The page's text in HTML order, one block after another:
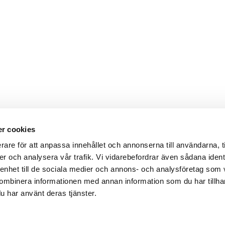
cookies
för att anpassa innehållet och annonserna till användarna,
och analysera vår trafik. Vi vidarebefordrar även sådana
till de sociala medier och annons- och analysföretag som
informationen med annan information som du har
har använt deras tjänster.
användare
Leverans- och
Elektronisk kommunikation
Produktväljare